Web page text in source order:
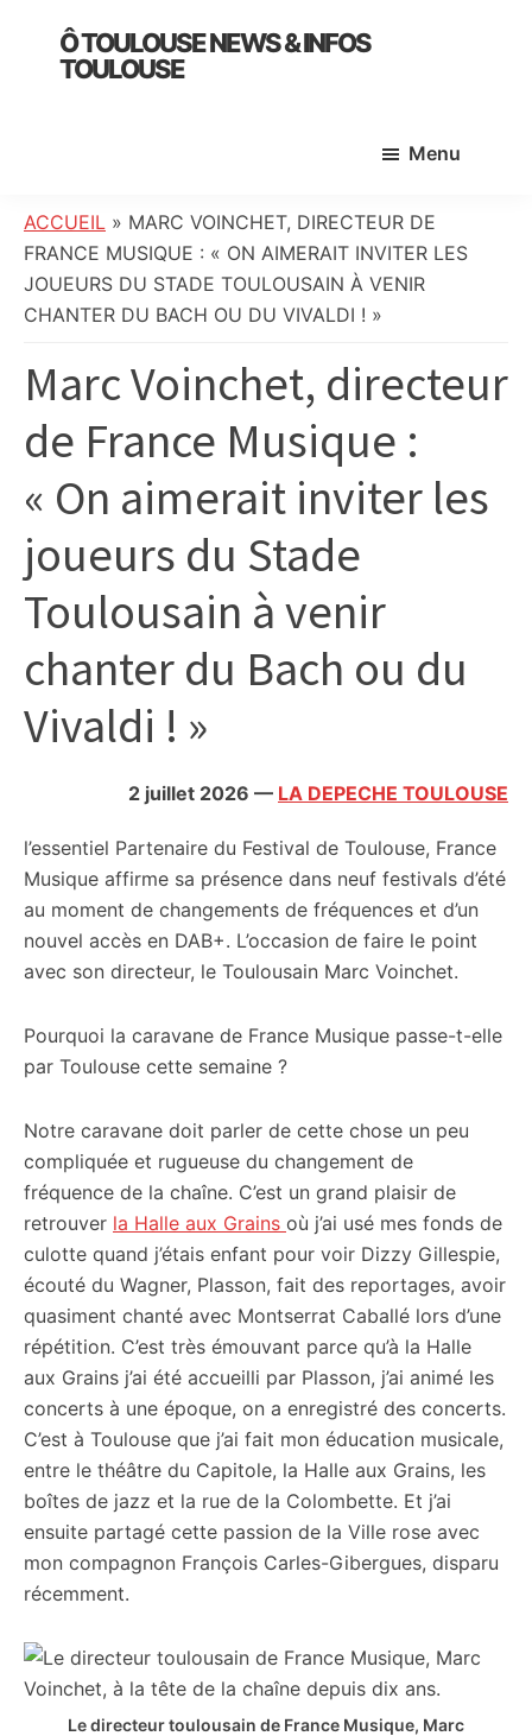
primary
Ô TOULOUSE NEWS & INFOS
TOULOUSE
:
info
locale,
société,
politique,
météo,
faits
et
citoyennes
Menu
ACCUEIL » MARC VOINCHET, DIRECTEUR DE
FRANCE MUSIQUE : « ON AIMERAIT INVITER LES
JOUEURS DU STADE TOULOUSAIN À VENIR
CHANTER DU BACH OU DU VIVALDI ! »
Marc Voinchet, directeur
de France Musique :
« On aimerait inviter les
joueurs du Stade
Toulousain à venir
chanter du Bach ou du
Vivaldi ! »
2 juillet 2026 — LA DEPECHE TOULOUSE
l’essentiel Partenaire du Festival de Toulouse, France
Musique affirme sa présence dans neuf festivals d’été
au moment de changements de fréquences et d’un
nouvel accès en DAB+. L’occasion de faire le point
avec son directeur, le Toulousain Marc Voinchet.
Pourquoi la caravane de France Musique passe-t-elle
par Toulouse cette semaine ?
Notre caravane doit parler de cette chose un peu
compliquée et rugueuse du changement de
fréquence de la chaîne. C’est un grand plaisir de
retrouver la Halle aux Grains où j’ai usé mes fonds de
culotte quand j’étais enfant pour voir Dizzy Gillespie,
écouté du Wagner, Plasson, fait des reportages, avoir
quasiment chanté avec Montserrat Caballé lors d’une
répétition. C’est très émouvant parce qu’à la Halle
aux Grains j’ai été accueilli par Plasson, j’ai animé les
concerts à une époque, on a enregistré des concerts.
C’est à Toulouse que j’ai fait mon éducation musicale,
entre le théâtre du Capitole, la Halle aux Grains, les
boîtes de jazz et la rue de la Colombette. Et j’ai
ensuite partagé cette passion de la Ville rose avec
mon compagnon François Carles-Gibergues, disparu
récemment.
Le directeur toulousain de France Musique, Marc